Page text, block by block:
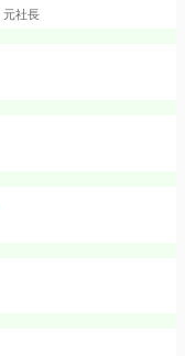
元社長